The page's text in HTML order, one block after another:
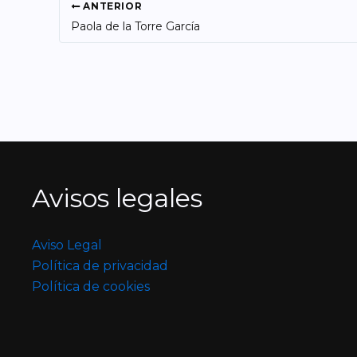
ANTERIOR
Paola de la Torre García
Avisos legales
Aviso Legal
Política de privacidad
Política de cookies